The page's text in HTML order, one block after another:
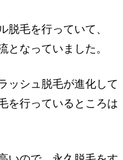
脱毛を行っていて、
となっていました。
ッシュ脱毛が進化して
を行っているところは